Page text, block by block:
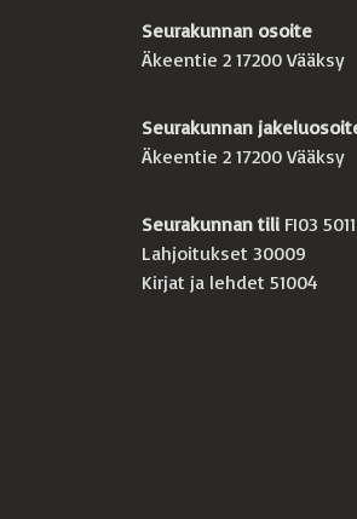
Seurakunnan osoite
Äkeentie 2 17200 Vääksy
Seurakunnan
Äkeentie 2 17200 Vääksy
Seurakunnan tili FI03
Lahjoitukset 30009
Kirjat ja lehdet 51004